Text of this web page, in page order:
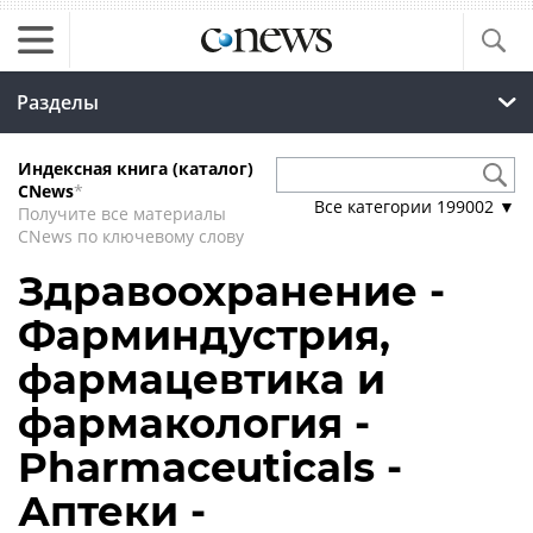
Разделы
Индексная книга (каталог)
CNews*
Получите все материалы
CNews по ключевому слову
Все категории 199002 ▼
Здравоохранение -
Фарминдустрия,
фармацевтика и
фармакология -
Pharmaceuticals -
Аптеки -